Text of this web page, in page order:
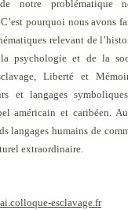
notre problématique
pourquoi nous avons
relevant de
psychologie et de la
Liberté et
et langages
américain et caribéen.
langages humains de
extraordinaire.
esclavage.fr